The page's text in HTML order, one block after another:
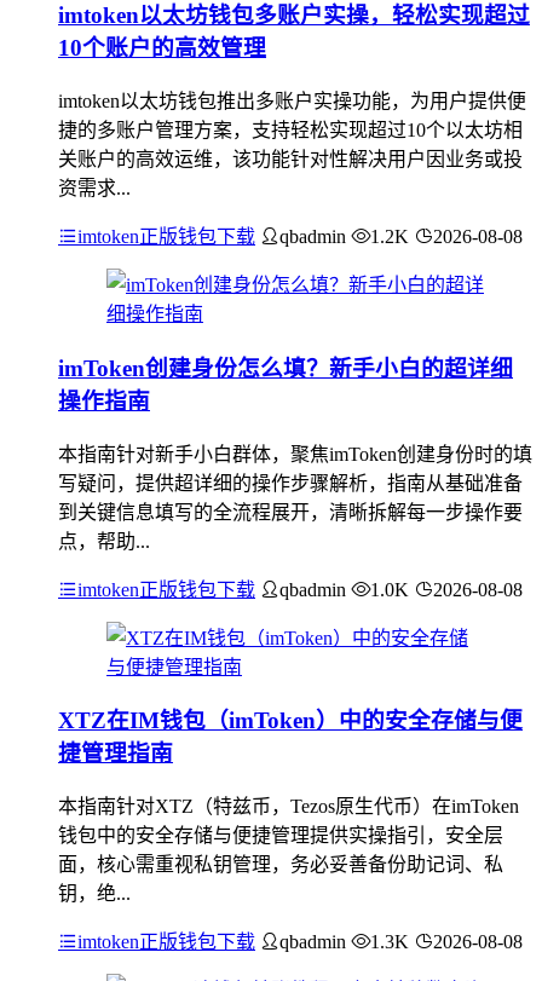
imtoken以太坊钱包多账户实操，轻松实现超过
10个账户的高效管理
imtoken以太坊钱包推出多账户实操功能，为用户提供便
捷的多账户管理方案，支持轻松实现超过10个以太坊相
关账户的高效运维，该功能针对性解决用户因业务或投
资需求...
imtoken正版钱包下载 qbadmin 1.2K 2026-08-08
imToken创建身份怎么填？新手小白的超详细
操作指南
本指南针对新手小白群体，聚焦imToken创建身份时的填
写疑问，提供超详细的操作步骤解析，指南从基础准备
到关键信息填写的全流程展开，清晰拆解每一步操作要
点，帮助...
imtoken正版钱包下载 qbadmin 1.0K 2026-08-08
XTZ在IM钱包（imToken）中的安全存储与便
捷管理指南
本指南针对XTZ（特兹币，Tezos原生代币）在imToken
钱包中的安全存储与便捷管理提供实操指引，安全层
面，核心需重视私钥管理，务必妥善备份助记词、私
钥，绝...
imtoken正版钱包下载 qbadmin 1.3K 2026-08-08